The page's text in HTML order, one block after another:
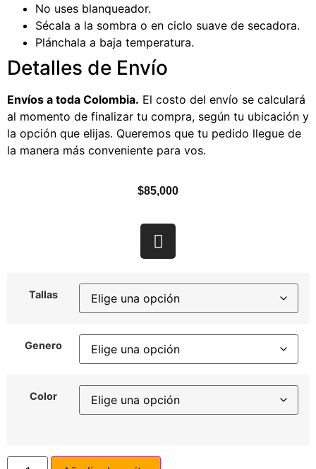
No uses blanqueador.
Sécala a la sombra o en ciclo suave de secadora.
Plánchala a baja temperatura.
Detalles de Envío
Envíos a toda Colombia. El costo del envío se calculará
al momento de finalizar tu compra, según tu ubicación y
la opción que elijas. Queremos que tu pedido llegue de
la manera más conveniente para vos.
$85,000
Tallas
Genero
Color